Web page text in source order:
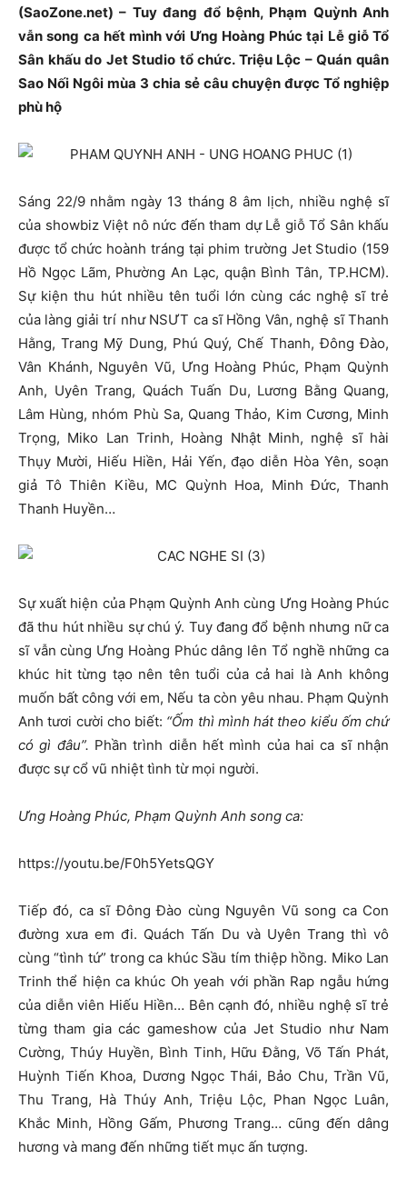
(SaoZone.net) – Tuy đang đổ bệnh, Phạm Quỳnh Anh
vẫn song ca hết mình với Ưng Hoàng Phúc tại Lễ giỗ Tổ
Sân khấu do Jet Studio tổ chức. Triệu Lộc – Quán quân
Sao Nối Ngôi mùa 3 chia sẻ câu chuyện được Tổ nghiệp
phù hộ
Sáng 22/9 nhằm ngày 13 tháng 8 âm lịch, nhiều nghệ sĩ
của showbiz Việt nô nức đến tham dự Lễ giỗ Tổ Sân khấu
được tổ chức hoành tráng tại phim trường Jet Studio (159
Hồ Ngọc Lãm, Phường An Lạc, quận Bình Tân, TP.HCM).
Sự kiện thu hút nhiều tên tuổi lớn cùng các nghệ sĩ trẻ
của làng giải trí như NSƯT ca sĩ Hồng Vân, nghệ sĩ Thanh
Hằng, Trang Mỹ Dung, Phú Quý, Chế Thanh, Đông Đào,
Vân Khánh, Nguyên Vũ, Ưng Hoàng Phúc, Phạm Quỳnh
Anh, Uyên Trang, Quách Tuấn Du, Lương Bằng Quang,
Lâm Hùng, nhóm Phù Sa, Quang Thảo, Kim Cương, Minh
Trọng, Miko Lan Trinh, Hoàng Nhật Minh, nghệ sĩ hài
Thụy Mười, Hiếu Hiền, Hải Yến, đạo diễn Hòa Yên, soạn
giả Tô Thiên Kiều, MC Quỳnh Hoa, Minh Đức, Thanh
Thanh Huyền…
Sự xuất hiện của Phạm Quỳnh Anh cùng Ưng Hoàng Phúc
đã thu hút nhiều sự chú ý. Tuy đang đổ bệnh nhưng nữ ca
sĩ vẫn cùng Ưng Hoàng Phúc dâng lên Tổ nghề những ca
khúc hit từng tạo nên tên tuổi của cả hai là Anh không
muốn bất công với em, Nếu ta còn yêu nhau. Phạm Quỳnh
Anh tươi cười cho biết: “Ốm thì mình hát theo kiểu ốm chứ
có gì đâu”. Phần trình diễn hết mình của hai ca sĩ nhận
được sự cổ vũ nhiệt tình từ mọi người.
Ưng Hoàng Phúc, Phạm Quỳnh Anh song ca:
https://youtu.be/F0h5YetsQGY
Tiếp đó, ca sĩ Đông Đào cùng Nguyên Vũ song ca Con
đường xưa em đi. Quách Tấn Du và Uyên Trang thì vô
cùng “tình tứ” trong ca khúc Sầu tím thiệp hồng. Miko Lan
Trinh thể hiện ca khúc Oh yeah với phần Rap ngẫu hứng
của diễn viên Hiếu Hiền… Bên cạnh đó, nhiều nghệ sĩ trẻ
từng tham gia các gameshow của Jet Studio như Nam
Cường, Thúy Huyền, Bình Tinh, Hữu Đằng, Võ Tấn Phát,
Huỳnh Tiến Khoa, Dương Ngọc Thái, Bảo Chu, Trần Vũ,
Thu Trang, Hà Thúy Anh, Triệu Lộc, Phan Ngọc Luân,
Khắc Minh, Hồng Gấm, Phương Trang… cũng đến dâng
hương và mang đến những tiết mục ấn tượng.